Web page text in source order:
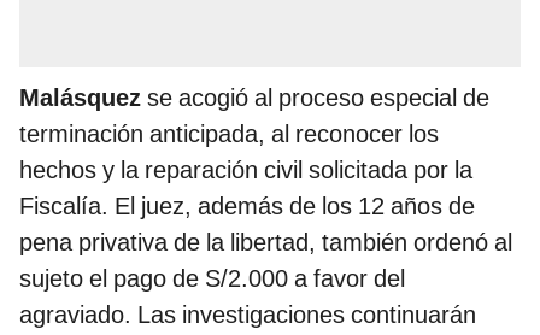
Malásquez se acogió al proceso especial de
terminación anticipada, al reconocer los
hechos y la reparación civil solicitada por la
Fiscalía. El juez, además de los 12 años de
pena privativa de la libertad, también ordenó al
sujeto el pago de S/2.000 a favor del
agraviado. Las investigaciones continuarán